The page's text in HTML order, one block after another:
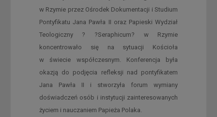
w Rzymie przez Ośrodek Dokumentacji i Studium
Pontyfikatu Jana Pawła II oraz Papieski Wydział
Teologiczny ? ?Seraphicum? w Rzymie
koncentrowało się na sytuacji Kościoła
w świecie współczesnym. Konferencja była
okazją do podjęcia refleksji nad pontyfikatem
Jana Pawła II i stworzyła forum wymiany
doświadczeń osób i instytucji zainteresowanych
życiem i nauczaniem Papieża Polaka.